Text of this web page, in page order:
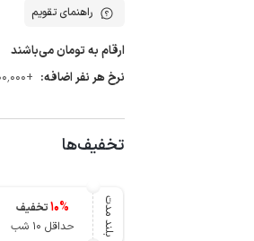
راهنمای تقویم
ارقام به تومان می‌باشند
نرخ هر نفر اضافه: +200٬000 تومان / بیشتر از 4 نفر
تخفیف‌ها
بلند مدت 10%
تخفیف
حداقل 10 شب